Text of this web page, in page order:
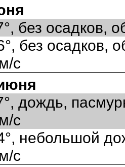
без осадков,
без осадков,
с
дождь,
с
небольшой
с